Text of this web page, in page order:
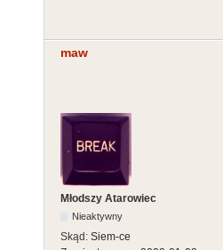
maw
Młodszy Atarowiec
Nieaktywny
Skąd: Siem-ce